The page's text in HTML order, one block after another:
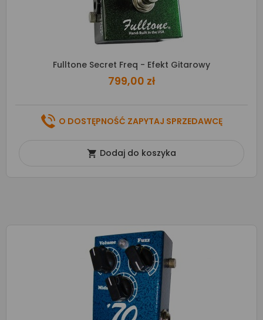
Fulltone Secret Freq - Efekt Gitarowy
799,00 zł
O DOSTĘPNOŚĆ ZAPYTAJ SPRZEDAWCĘ
 Dodaj do koszyka